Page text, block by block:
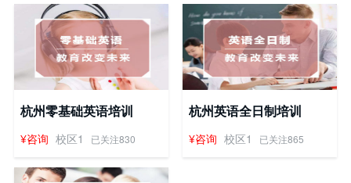
杭州零基础英语培训
¥咨询 校区1 已关注830
杭州英语全日制培训
¥咨询 校区1 已关注865